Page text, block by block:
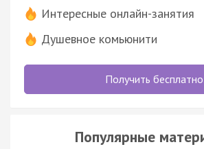
Интересные онлайн-занятия
Душевное комьюнити
Получить бесплатно
Популярные